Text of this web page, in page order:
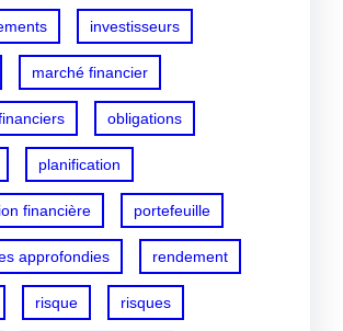
investisseurs
marché financier
obligations
planification
financière portefeuille
approfondies rendement
risque risques